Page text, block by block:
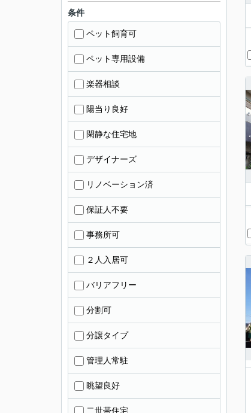
条件
ペット飼育可
ペット専用設備
楽器相談
陽当り良好
閑静な住宅地
デザイナーズ
リノベーション済
保証人不要
事務所可
２人入居可
バリアフリー
分割可
分譲タイプ
管理人常駐
眺望良好
二世帯住宅